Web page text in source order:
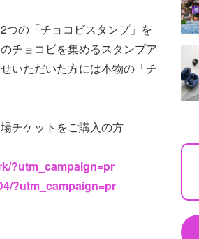
つの「チョコビスタンプ」を
チョコビを集めるスタンプア
いただいた方には本物の「チ
チケットをご購入の方
?utm_campaign=pr
?utm_campaign=pr